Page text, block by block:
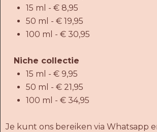
15 ml - € 8,95
50 ml - € 19,95
100 ml - € 30,95
Niche collectie
15 ml - € 9,95
50 ml - € 21,95
100 ml - € 34,95
Je kunt ons bereiken via Whatsapp